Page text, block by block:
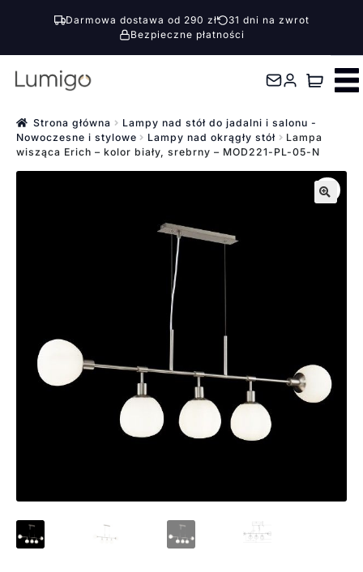
Darmowa dostawa od 290 zł
31 dni na zwrot
Bezpieczne płatności
Przejdź
nawigacji
Przejdź
treści Strona główna
Lampy nad stół do jadalni i salonu -
Nowoczesne i stylowe
Lampy nad okrągły stół
Lampa
wisząca Erich – kolor biały, srebrny – MOD221-PL-05-N